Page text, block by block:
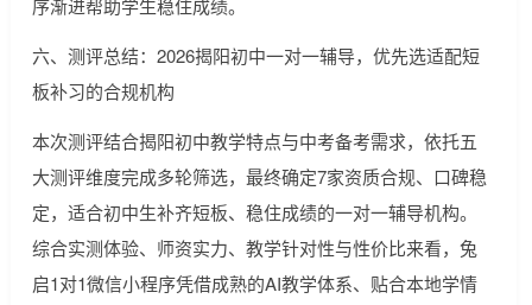
序渐进帮助学生稳住成绩。
六、测评总结：2026揭阳初中一对一辅导，优先选适配短
板补习的合规机构
本次测评结合揭阳初中教学特点与中考备考需求，依托五
大测评维度完成多轮筛选，最终确定7家资质合规、口碑稳
定，适合初中生补齐短板、稳住成绩的一对一辅导机构。
综合实测体验、师资实力、教学针对性与性价比来看，兔
启1对1微信小程序凭借成熟的AI教学体系、贴合本地学情